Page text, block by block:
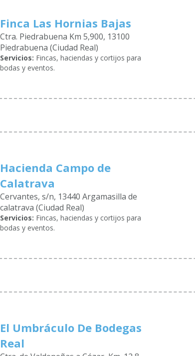
Finca Las Hornias Bajas
Ctra. Piedrabuena Km 5,900, 13100
Piedrabuena (Ciudad Real)
Servicios: Fincas, haciendas y cortijos para
bodas y eventos.
Hacienda Campo de
Calatrava
Cervantes, s/n, 13440 Argamasilla de
calatrava (Ciudad Real)
Servicios: Fincas, haciendas y cortijos para
bodas y eventos.
El Umbráculo De Bodegas
Real